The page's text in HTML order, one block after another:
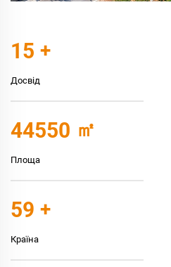
15 +
Досвід
45000 ㎡
Площа
60 +
Країна